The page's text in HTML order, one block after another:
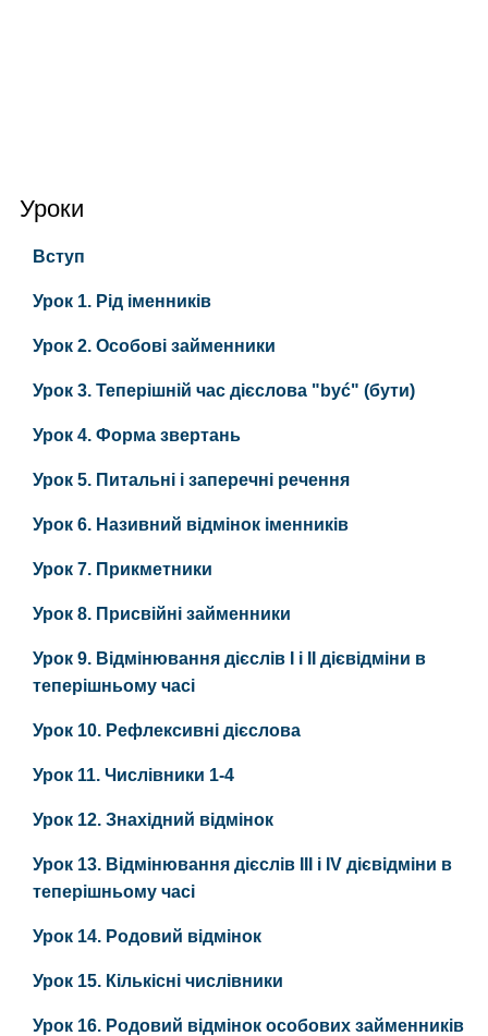
Уроки
Вступ
Урок 1. Рід іменників
Урок 2. Особові займенники
Урок 3. Теперішній час дієслова "być" (бути)
Урок 4. Форма звертань
Урок 5. Питальні і заперечні речення
Урок 6. Називний відмінок іменників
Урок 7. Прикметники
Урок 8. Присвійні займенники
Урок 9. Відмінювання дієслів І і ІІ дієвідміни в
теперішньому часі
Урок 10. Рефлексивні дієслова
Урок 11. Числівники 1-4
Урок 12. Знахідний відмінок
Урок 13. Відмінювання дієслів ІII і ІV дієвідміни в
теперішньому часі
Урок 14. Родовий відмінок
Урок 15. Кількісні числівники
Урок 16. Родовий відмінок особових займенників